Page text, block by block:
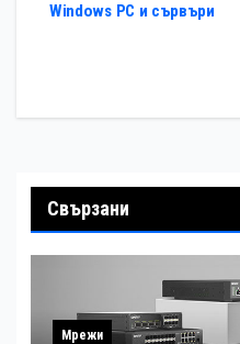
Windows РС и сървъри
Свързани
Мрежи